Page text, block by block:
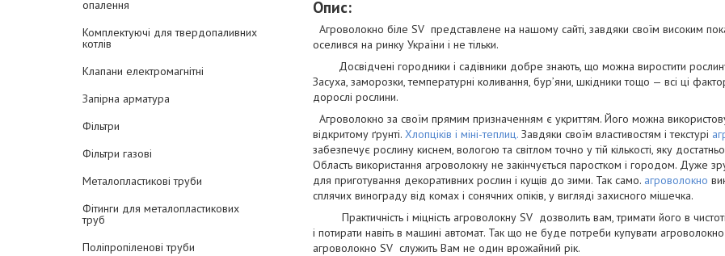
опалення
Комплектуючі для твердопаливних
котлів
Клапани електромагнітні
Запірна арматура
Фільтри
Фільтри газові
Металопластикові труби
Фітинги для металопластикових
труб
Поліпропіленові труби
Опис:
Агроволокно біле SV представлене на нашому сайті, завдяки своїм високим
оселився на ринку України і не тільки.
Досвідчені городники і садівники добре знають, що можна виростити
Засуха, заморозки, температурні коливання, бур’яни, шкідники тощо — всі ці
дорослі рослини.
Агроволокно за своїм прямим призначенням є укриттям. Його можна
відкритому ґрунті. Хлопціків і міні-теплиц. Завдяки своїм властивостям і текстурі
забезпечує рослину киснем, вологою та світлом точно у тій кількості, яку
Область використання агроволокну не закінчується паростком і городом. Дуже
для приготування декоративних рослин і кущів до зими. Так само. агроволокно
сплячих винограду від комах і сонячних опіків, у вигляді захисного мішечка.
Практичність і міцність агроволокну SV дозволить вам, тримати його в
і потирати навіть в машині автомат. Так що не буде потреби купувати
агроволокно SV служить Вам не один врожайний рік.